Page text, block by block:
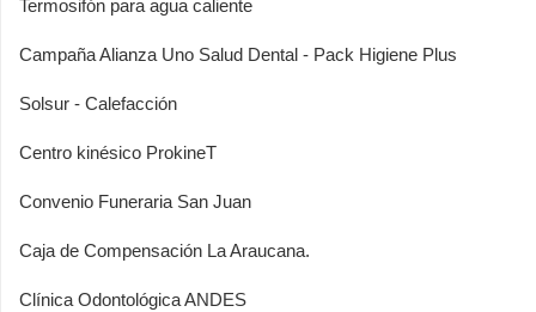
Termosifón para agua caliente
Campaña Alianza Uno Salud Dental - Pack Higiene Plus
Solsur - Calefacción
Centro kinésico ProkineT
Convenio Funeraria San Juan
Caja de Compensación La Araucana.
Clínica Odontológica ANDES